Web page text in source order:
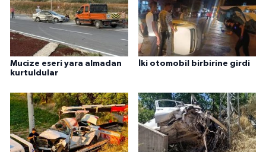
Mucize eseri yara almadan
kurtuldular
İki otomobil birbirine girdi